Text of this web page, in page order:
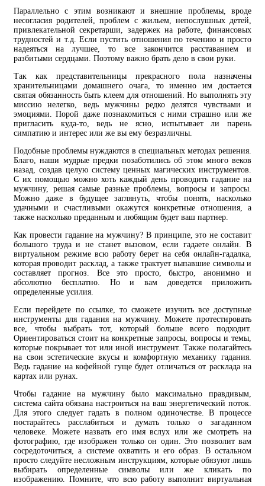
Параллельно с этим возникают и внешние проблемы, вроде
несогласия родителей, проблем с жильем, непослушных детей,
привлекательной секретарши, задержек на работе, финансовых
трудностей и т.д. Если пустить отношения по течению и просто
надеяться на лучшее, то все закончится расставанием и
разбитыми сердцами. Поэтому важно брать дело в свои руки.
Так как представительницы прекрасного пола назначены
хранительницами домашнего очага, то именно им достается
святая обязанность быть клеем для отношений. Но выполнять эту
миссию нелегко, ведь мужчины редко делятся чувствами и
эмоциями. Порой даже познакомиться с ними страшно или же
пригласить куда-то, ведь не ясно, испытывает ли парень
симпатию и интерес или же вы ему безразличны.
Подобные проблемы нуждаются в специальных методах решения.
Благо, наши мудрые предки позаботились об этом много веков
назад, создав целую систему ценных магических инструментов.
С их помощью можно хоть каждый день проводить гадание на
мужчину, решая самые разные проблемы, вопросы и запросы.
Можно даже в будущее заглянуть, чтобы понять, насколько
удачными и счастливыми окажутся конкретные отношения, а
также насколько преданным и любящим будет ваш партнер.
Как провести гадание на мужчину? В принципе, это не составит
большого труда и не станет вызовом, если гадаете онлайн. В
виртуальном режиме всю работу берет на себя онлайн-гадалка,
которая проводит расклад, а также трактует выпавшие символы и
составляет прогноз. Все это просто, быстро, анонимно и
абсолютно бесплатно. Но и вам доведется приложить
определенные усилия.
Если перейдете по ссылке, то сможете изучить все доступные
инструменты для гадания на мужчину. Можете протестировать
все, чтобы выбрать тот, который больше всего подходит.
Ориентироваться стоит на конкретные запросы, вопросы и темы,
которые покрывает тот или иной инструмент. Также полагайтесь
на свои эстетические вкусы и комфортную механику гадания.
Ведь гадание на кофейной гуще будет отличаться от расклада на
картах или рунах.
Чтобы гадание на мужчину было максимально правдивым,
система сайта обязана настроиться на ваш энергетический поток.
Для этого следует гадать в полном одиночестве. В процессе
постарайтесь расслабиться и думать только о загаданном
человеке. Можете назвать его имя вслух или же смотреть на
фотографию, где изображен только он один. Это позволит вам
сосредоточиться, а системе охватить и его образ. В остальном
просто следуйте несложным инструкциям, которые обязуют лишь
выбирать определенные символы или же кликать по
изображению. Помните, что всю работу выполнит виртуальная